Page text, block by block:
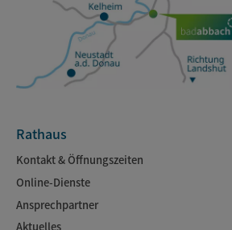
Rathaus
Kontakt & Öffnungszeiten
Online-Dienste
Ansprechpartner
Aktuelles